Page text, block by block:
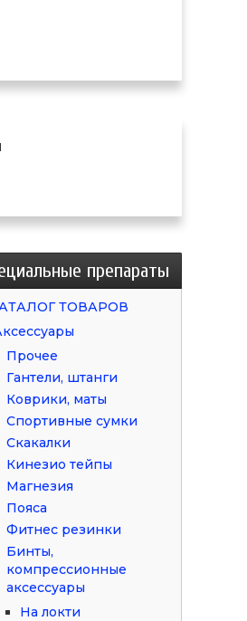
препараты
ТОВАРОВ
Прочее
Гантели, штанги
Коврики, маты
Спортивные сумки
Скакалки
Кинезио тейпы
Магнезия
Пояса
Фитнес резинки
Бинты,
компрессионные
аксессуары
На локти